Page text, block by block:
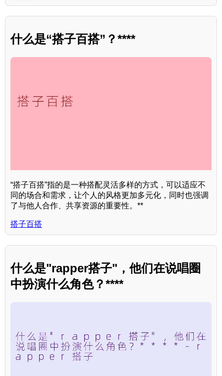
什么是“搭子百搭”？****
“搭子百搭”指的是一种搭配灵活多样的方式，可以适应不
同的场合和需求，让个人的风格更加多元化，同时也强调
了与他人合作、共享资源的重要性。**
搭子百搭
什么是"rapper搭子"，他们在说唱圈
中扮演什么角色？****